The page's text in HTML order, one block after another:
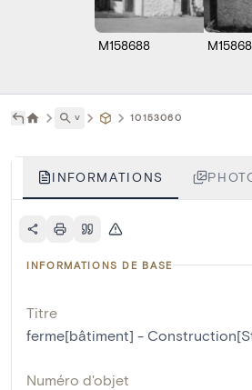
M158688
˅ 10153060
INFORMATIONS
INFORMATIONS DE BASE
Titre
ferme[bâtiment] -
Numéro d'objet